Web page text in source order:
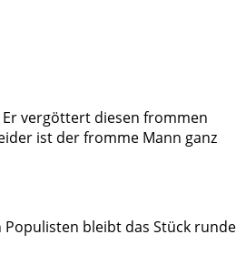
vergöttert diesen frommen
ist der fromme Mann ganz
bleibt das Stück runde